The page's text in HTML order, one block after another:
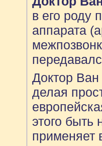
в его роду
аппарата
Доктор Ван
делая
этого быть
применяет